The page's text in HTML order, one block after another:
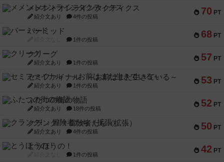
70 PT
メメントオンラインタクティクス
紹介文あり 4件の投稿
68 PT
パーミッド
1件の投稿
57 PT
クリーグ
紹介文あり 1件の投稿
53 PT
セミファイナル ～お前はまだ生きている～
紹介文あり 1件の投稿
52 PT
ふたつの街の物語
紹介文あり 18件の投稿
50 PT
クランク! ：冒険者たち（拡張）
紹介文あり 4件の投稿
42 PT
とうほうの！
1件の投稿